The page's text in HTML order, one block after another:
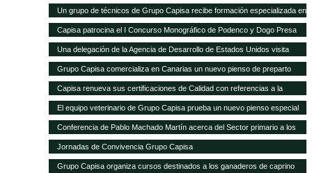
trabajo de Silos Canarios
Un grupo de técnicos de Grupo Capisa recibe formación especializada en
la Complutense
Capisa patrocina el I Concurso Monográfico de Podenco y Dogo Presa
Canario de Santa Brígida
Una delegación de la Agencia de Desarrollo de Estados Unidos visita
Silos Canarios
Grupo Capisa comercializa en Canarias un nuevo pienso de preparto
para caprino y ovino
Capisa renueva sus certificaciones de Calidad con referencias a la
“evidente mejora continua”, según el auditor
El equipo veterinario de Grupo Capisa prueba un nuevo pienso especial
para ponedoras
Conferencia de Pablo Machado Martín acerca del Sector primario a los
alumnos de Hecansa
Jornadas de Convivencia Grupo Capisa
Grupo Capisa organiza cursos destinados a los ganaderos de caprino